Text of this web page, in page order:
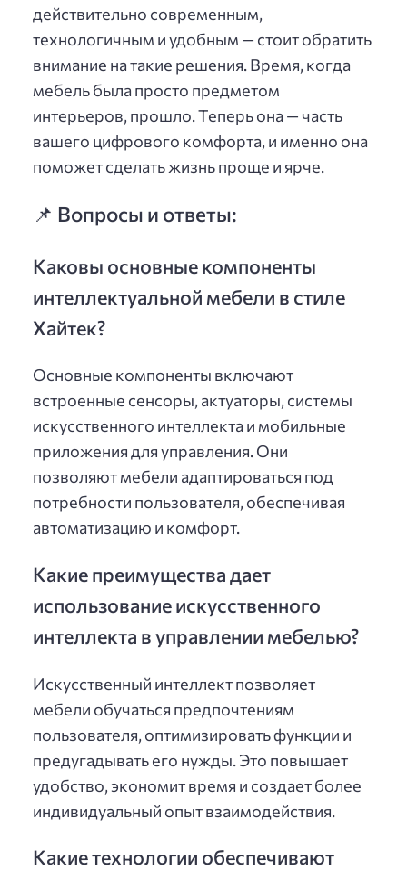
действительно современным,
технологичным и удобным — стоит обратить
внимание на такие решения. Время, когда
мебель была просто предметом
интерьеров, прошло. Теперь она — часть
вашего цифрового комфорта, и именно она
поможет сделать жизнь проще и ярче.
📌 Вопросы и ответы:
Каковы основные компоненты
интеллектуальной мебели в стиле
Хайтек?
Основные компоненты включают
встроенные сенсоры, актуаторы, системы
искусственного интеллекта и мобильные
приложения для управления. Они
позволяют мебели адаптироваться под
потребности пользователя, обеспечивая
автоматизацию и комфорт.
Какие преимущества дает
использование искусственного
интеллекта в управлении мебелью?
Искусственный интеллект позволяет
мебели обучаться предпочтениям
пользователя, оптимизировать функции и
предугадывать его нужды. Это повышает
удобство, экономит время и создает более
индивидуальный опыт взаимодействия.
Какие технологии обеспечивают